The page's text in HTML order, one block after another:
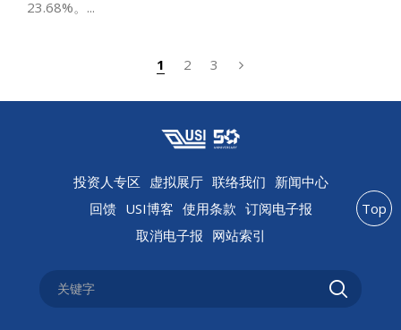
23.68%。...
1 2 3
投资人专区 虚拟展厅 联络我们 新闻中心
回馈 USI博客 使用条款 订阅电子报
取消电子报 网站索引
Top